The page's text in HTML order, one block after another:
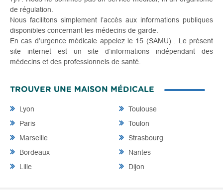
de régulation.
Nous facilitons simplement l’accès aux informations publiques
disponibles concernant les médecins de garde.
En cas d’urgence médicale appelez le 15 (SAMU) . Le présent
site internet est un site d’informations indépendant des
médecins et des professionnels de santé.
TROUVER UNE MAISON MÉDICALE
Lyon
Paris
Marseille
Bordeaux
Lille
Toulouse
Toulon
Strasbourg
Nantes
Dijon